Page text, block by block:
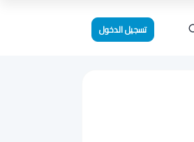
تسجيل الدخول